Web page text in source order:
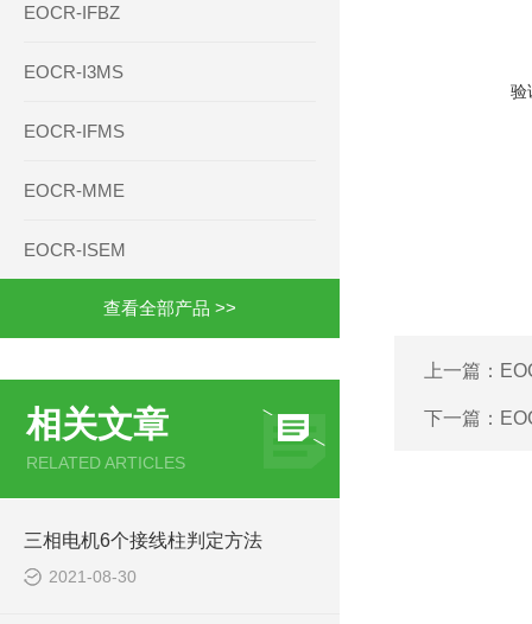
EOCR-IFBZ
EOCR-I3MS
EOCR-IFMS
EOCR-MME
EOCR-ISEM
查看全部产品 >>
相关文章
RELATED ARTICLES
三相电机6个接线柱判定方法
2021-08-30
验
上一篇：
下一篇：